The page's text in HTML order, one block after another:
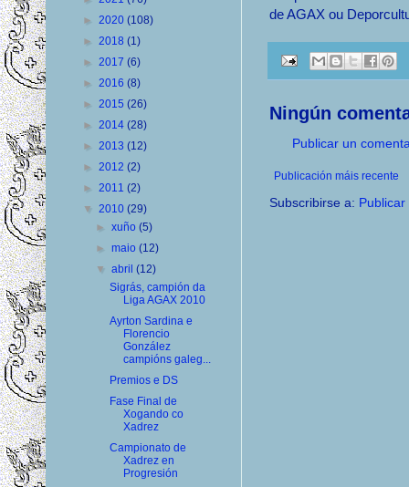
de AGAX ou
Ningún
Publicar un
Publicación máis recente
Subscribirse a:
► 2020 (108)
► 2018 (1)
► 2017 (6)
► 2016 (8)
► 2015 (26)
► 2014 (28)
► 2013 (12)
► 2012 (2)
► 2011 (2)
▼ 2010 (29)
►xuño(5)
►maio(12)
▼abril(12)
Sigrás, campión da
Liga AGAX 2010
Ayrton Sardina e
Florencio
González
campións galeg...
Premios e DS
Fase Final de
Xogando co
Xadrez
Campionato de
Xadrez en
Progresión